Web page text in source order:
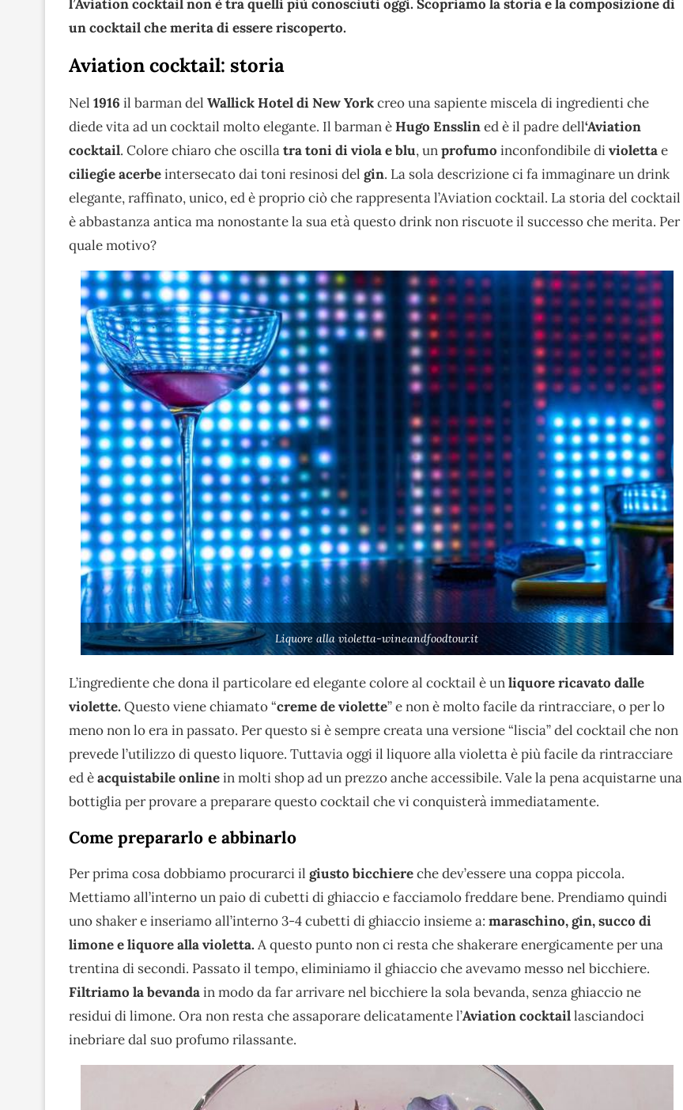
l’Aviation cocktail non è tra quelli più conosciuti oggi. Scopriamo la storia e la composizione di
un cocktail che merita di essere riscoperto.
Aviation cocktail: storia
Nel 1916 il barman del Wallick Hotel di New Yorkcreo una sapiente miscela di ingredienti che
diede vita ad un cocktail molto elegante. Il barman èHugo Ensslined è il padre dell‘Aviation
cocktail. Colore chiaro che oscillatra toni di viola e blu, unprofumo inconfondibile diviolettae
ciliegie acerbeintersecato dai toni resinosi del gin. La sola descrizione ci fa immaginare un drink
elegante, raffinato, unico, ed è proprio ciò che rappresenta l’Aviation cocktail. La storia del cocktail
è abbastanza antica ma nonostante la sua età questo drink non riscuote il successo che merita. Per
quale motivo?
Liquore alla violetta-wineandfoodtour.it
L’ingrediente che dona il particolare ed elegante colore al cocktail è unliquore ricavato dalle
violette. Questo viene chiamato “creme de violette” e non è molto facile da rintracciare, o per lo
meno non lo era in passato. Per questo si è sempre creata una versione “liscia” del cocktail che non
prevede l’utilizzo di questo liquore. Tuttavia oggi il liquore alla violetta è più facile da rintracciare
ed èacquistabile onlinein molti shop ad un prezzo anche accessibile. Vale la pena acquistarne una
bottiglia per provare a preparare questo cocktail che vi conquisterà immediatamente.
Come prepararlo e abbinarlo
Per prima cosa dobbiamo procurarci il giusto bicchiereche dev’essere una coppa piccola.
Mettiamo all’interno un paio di cubetti di ghiaccio e facciamolo freddare bene. Prendiamo quindi
uno shaker e inseriamo all’interno 3-4 cubetti di ghiaccio insieme a: maraschino, gin, succo di
limone e liquore alla violetta. A questo punto non ci resta che shakerare energicamente per una
trentina di secondi. Passato il tempo, eliminiamo il ghiaccio che avevamo messo nel bicchiere.
Filtriamo la bevandain modo da far arrivare nel bicchiere la sola bevanda, senza ghiaccio ne
residui di limone. Ora non resta che assaporare delicatamente l’Aviation cocktaillasciandoci
inebriare dal suo profumo rilassante.